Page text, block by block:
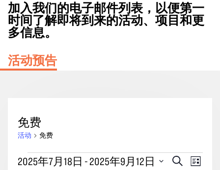
加入我们的电子邮件列表，以便第一
时间了解即将到来的活动、项目和更
多信息。
活动预告
免费
活动 免费
活
活
搜
事
列
2025年7月18日 - 2025年9月12日